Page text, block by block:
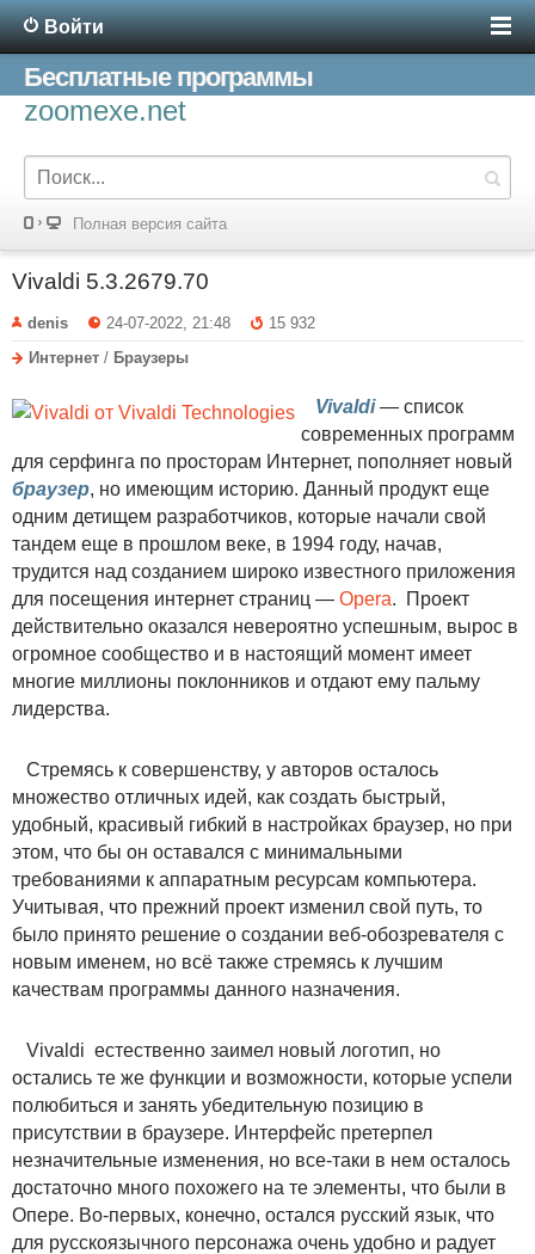
Войти
Бесплатные программы
zoomexe.net
Полная версия сайта
Vivaldi 5.3.2679.70
denis 24-07-2022, 21:48
15 932
Интернет / Браузеры
Vivaldi— список
современных программ
для серфинга по просторам Интернет, пополняет новый
браузер, но имеющим историю. Данный продукт еще
одним детищем разработчиков, которые начали свой
тандем еще в прошлом веке, в 1994 году, начав,
трудится над созданием широко известного приложения
для посещения интернет страниц — Opera. Проект
действительно оказался невероятно успешным, вырос в
огромное сообщество и в настоящий момент имеет
многие миллионы поклонников и отдают ему пальму
лидерства.
Стремясь к совершенству, у авторов осталось
множество отличных идей, как создать быстрый,
удобный, красивый гибкий в настройках браузер, но при
этом, что бы он оставался с минимальными
требованиями к аппаратным ресурсам компьютера.
Учитывая, что прежний проект изменил свой путь, то
было принято решение о создании веб-обозревателя с
новым именем, но всё также стремясь к лучшим
качествам программы данного назначения.
Vivaldi естественно заимел новый логотип, но
остались те же функции и возможности, которые успели
полюбиться и занять убедительную позицию в
присутствии в браузере. Интерфейс претерпел
незначительные изменения, но все-таки в нем осталось
достаточно много похожего на те элементы, что были в
Опере. Во-первых, конечно, остался русский язык, что
для русскоязычного персонажа очень удобно и радует